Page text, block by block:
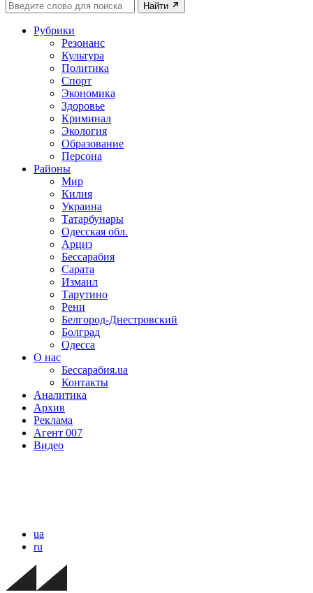
Найти
Рубрики
Резонанс
Культура
Политика
Спорт
Экономика
Здоровье
Криминал
Экология
Образование
Персона
Районы
Мир
Килия
Украина
Татарбунары
Одесская обл.
Арциз
Бессарабия
Сарата
Измаил
Тарутино
Рени
Белгород-Днестровский
Болград
Одесса
О нас
Бессарабия.ua
Контакты
Аналитика
Архив
Реклама
Агент 007
Видео
ua
ru